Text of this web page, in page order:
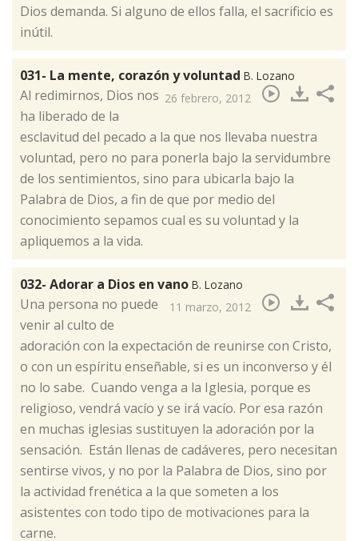
Dios demanda. Si alguno de ellos falla, el sacrificio es
inútil.
031- La mente, corazón y voluntad B. Lozano
26 febrero, 2012
​Al redimirnos, Dios nos
ha liberado de la
esclavitud del pecado a la que nos llevaba nuestra
voluntad, pero no para ponerla bajo la servidumbre
de los sentimientos, sino para ubicarla bajo la
Palabra de Dios, a fin de que por medio del
conocimiento sepamos cual es su voluntad y la
apliquemos a la vida.
032- Adorar a Dios en vano B. Lozano
11 marzo, 2012
​Una persona no puede
venir al culto de
adoración con la expectación de reunirse con Cristo,
o con un espíritu enseñable, si es un inconverso y él
no lo sabe. Cuando venga a la Iglesia, porque es
religioso, vendrá vacío y se irá vacío. Por esa razón
en muchas iglesias sustituyen la adoración por la
sensación. Están llenas de cadáveres, pero necesitan
sentirse vivos, y no por la Palabra de Dios, sino por
la actividad frenética a la que someten a los
asistentes con todo tipo de motivaciones para la
carne.